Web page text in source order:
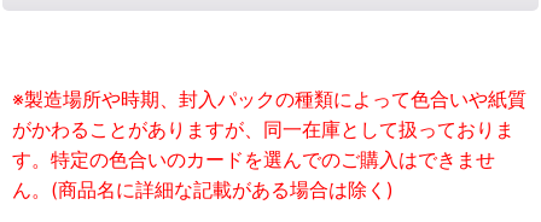
※製造場所や時期、封入パックの種類によって色合いや紙質
がかわることがありますが、同一在庫として扱っておりま
す。特定の色合いのカードを選んでのご購入はできませ
ん。(商品名に詳細な記載がある場合は除く)